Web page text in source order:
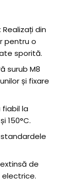
: Realizați din
pentru o
sporită.
surub M8
și fixare
fiabil la
150°C.
de
electrice.